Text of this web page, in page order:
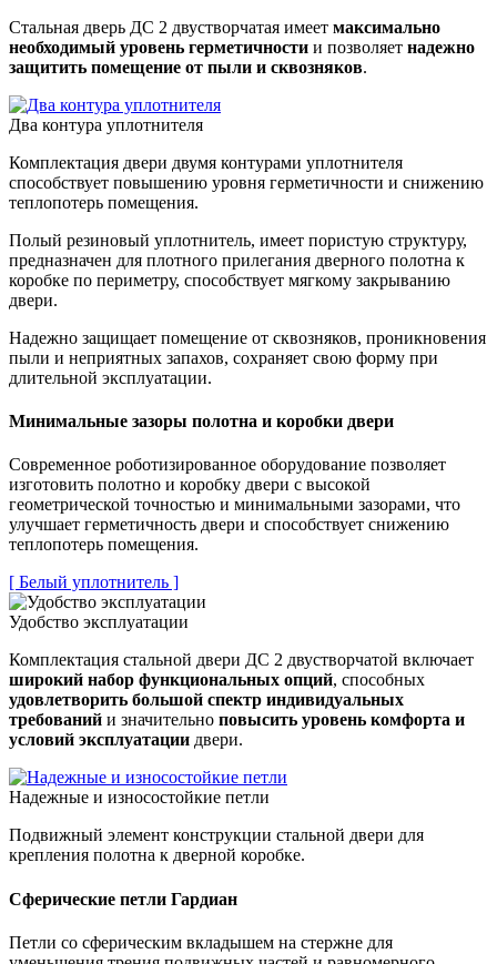
Стальная дверь ДС 2 двустворчатая имеет максимально
необходимый уровень герметичности и позволяет надежно
защитить помещение от пыли и сквозняков.
Два контура уплотнителя
Комплектация двери двумя контурами уплотнителя
способствует повышению уровня герметичности и снижению
теплопотерь помещения.
Полый резиновый уплотнитель, имеет пористую структуру,
предназначен для плотного прилегания дверного полотна к
коробке по периметру, способствует мягкому закрыванию
двери.
Надежно защищает помещение от сквозняков, проникновения
пыли и неприятных запахов, сохраняет свою форму при
длительной эксплуатации.
Минимальные зазоры полотна и коробки двери
Современное роботизированное оборудование позволяет
изготовить полотно и коробку двери с высокой
геометрической точностью и минимальными зазорами, что
улучшает герметичность двери и способствует снижению
теплопотерь помещения.
[ Белый уплотнитель ]
Удобство эксплуатации
Комплектация стальной двери ДС 2 двустворчатой включает
широкий набор функциональных опций, способных
удовлетворить большой спектр индивидуальных
требований и значительно повысить уровень комфорта и
условий эксплуатации двери.
Надежные и износостойкие петли
Подвижный элемент конструкции стальной двери для
крепления полотна к дверной коробке.
Сферические петли Гардиан
Петли со сферическим вкладышем на стержне для